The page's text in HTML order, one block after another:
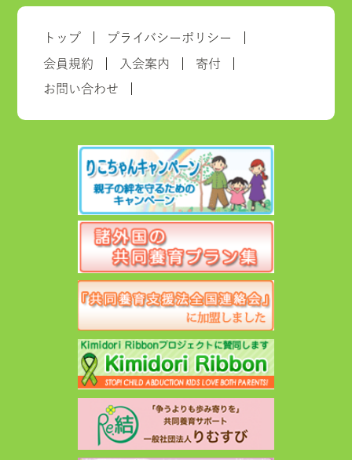
トップ プライバシーポリシー
会員規約 入会案内 寄付
お問い合わせ